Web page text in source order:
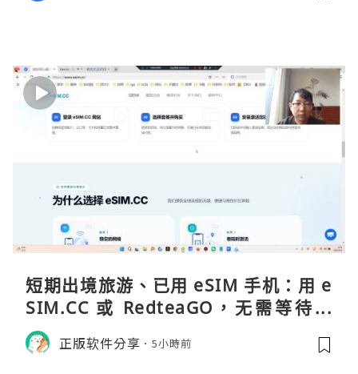
短期出境旅游、已用 eSIM 手机：用 e
SIM.CC 或 RedteaGO，无需等待收
货。需要“当地号码 + 通话短信”（如
打车、外卖、客户联络）：优先 Redt
正版软件分享 5小時前